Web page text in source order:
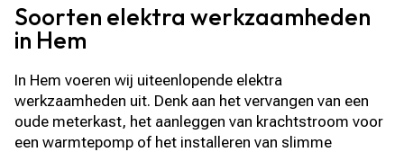
Soorten elektra werkzaamheden
in Hem
In Hem voeren wij uiteenlopende elektra
werkzaamheden uit. Denk aan het vervangen van een
oude meterkast, het aanleggen van krachtstroom voor
een warmtepomp of het installeren van slimme